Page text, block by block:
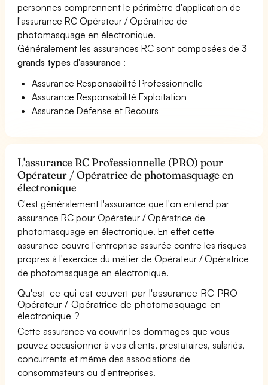
personnes comprennent le périmètre d'application de
l'assurance RC Opérateur / Opératrice de
photomasquage en électronique.
Généralement les assurances RC sont composées de3
grands types d'assurance :
Assurance Responsabilité Professionnelle
Assurance Responsabilité Exploitation
Assurance Défense et Recours
L'assurance RC Professionnelle (PRO) pour
Opérateur / Opératrice de photomasquage en
électronique
C'est généralement l'assurance que l'on entend par
assurance RC pour Opérateur / Opératrice de
photomasquage en électronique. En effet cette
assurance couvre l'entreprise assurée contre les risques
propres à l'exercice du métier de Opérateur / Opératrice
de photomasquage en électronique.
Qu'est-ce qui est couvert par l'assurance RC PRO
Opérateur / Opératrice de photomasquage en
électronique ?
Cette assurance va couvrir les dommages que vous
pouvez occasionner à vos clients, prestataires, salariés,
concurrents et même des associations de
consommateurs ou d'entreprises.